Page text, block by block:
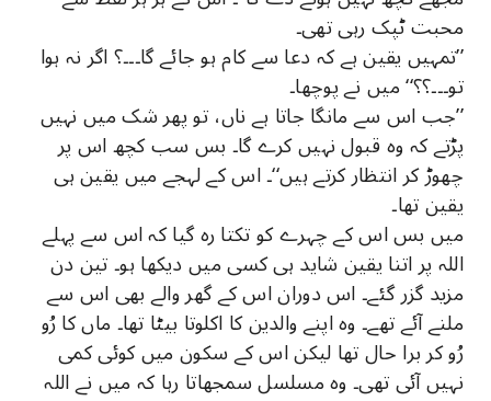
محبت ٹپک رہی تھی۔
’’تمہیں یقین ہے کہ دعا سے کام ہو جائے گا۔۔۔؟ اگر نہ ہوا
تو۔۔۔؟؟‘‘ میں نے پوچھا۔
’’جب اس سے مانگا جاتا ہے ناں، تو پھر شک میں نہیں
پڑتے کہ وہ قبول نہیں کرے گا۔ بس سب کچھ اس پر
چھوڑ کر انتظار کرتے ہیں‘‘۔ اس کے لہجے میں یقین ہی
یقین تھا۔
میں بس اس کے چہرے کو تکتا رہ گیا کہ اس سے پہلے
اللہ پر اتنا یقین شاید ہی کسی میں دیکھا ہو۔ تین دن
مزید گزر گئے۔ اس دوران اس کے گھر والے بھی اس سے
ملنے آئے تھے۔ وہ اپنے والدین کا اکلوتا بیٹا تھا۔ ماں کا رُو
رُو کر برا حال تھا لیکن اس کے سکون میں کوئی کمی
نہیں آئی تھی۔ وہ مسلسل سمجھاتا رہا کہ میں نے اللہ